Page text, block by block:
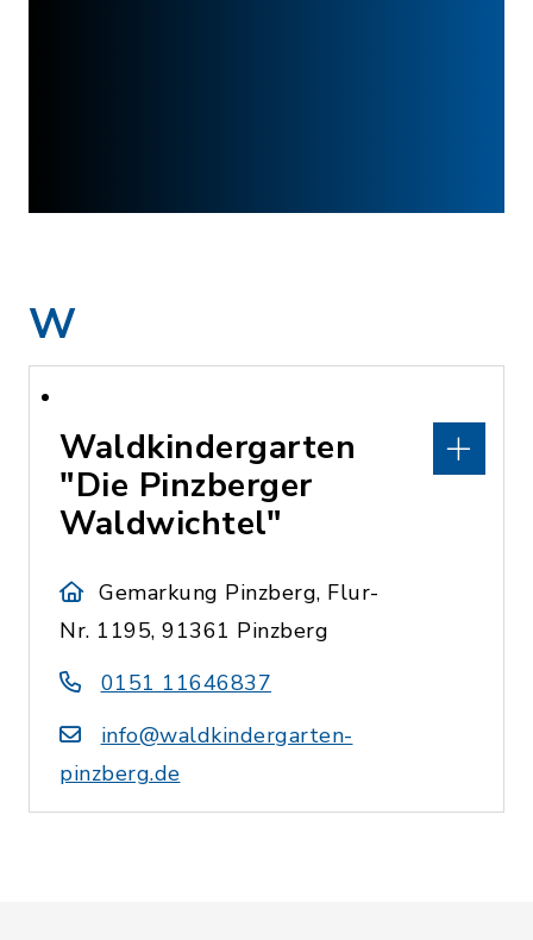
W
Waldkindergarten
"Die Pinzberger
Waldwichtel"
Gemarkung Pinzberg, Flur-
Nr. 1195, 91361 Pinzberg
0151 11646837
info@waldkindergarten-
pinzberg.de